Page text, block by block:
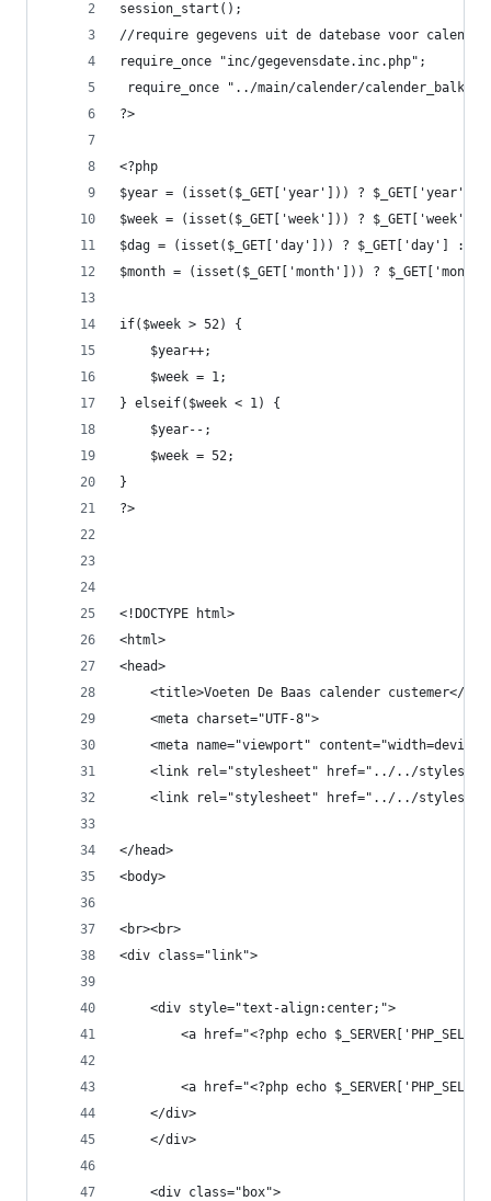
session_start();
//require gegevens uit de datebase voor calender
require_once "inc/gegevensdate.inc.php";
require_once "../main/calender/
?>
<?php
$year = (isset($_GET['year'])) ? $_GET['year']
$week = (isset($_GET['week'])) ? $_GET['week']
$dag = (isset($_GET['day'])) ? $_GET['day'] :
$month = (isset($_GET['month'])) ?
if($week > 52) {
    $year++;
    $week = 1;
} elseif($week < 1) {
    $year--;
    $week = 52;
}
?>
<!DOCTYPE html>
<html>
<head>
<title>Voeten De Baas calender custemer</
    <meta charset="UTF-8">
<meta name="viewport"
<link rel="stylesheet" href="../../
<link rel="stylesheet" href="../../
</head>
<body>
<br><br>
<div class="link">
    <div style="text-align:center;">
<a href="<?php echo
<a href="<?php echo
    </div>
    </div>
    <div class="box">